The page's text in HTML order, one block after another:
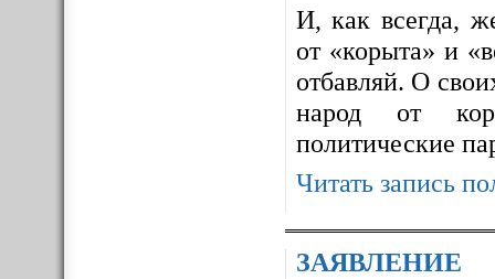
И, как всегда,
от «корыта» и
отбавляй. О
народ от
политические
Читать запись
ЗАЯВЛЕНИЕ